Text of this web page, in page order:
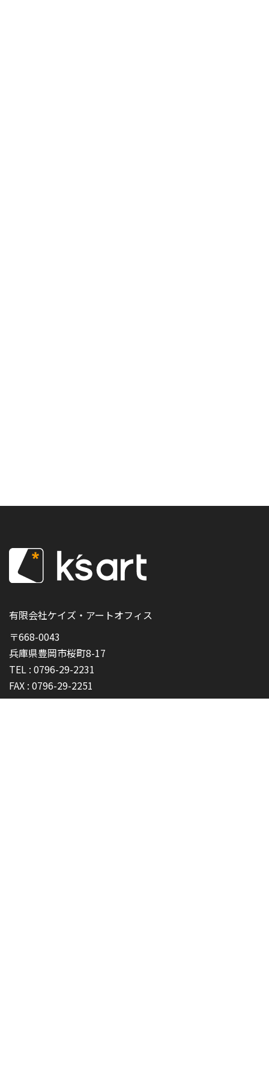
有限会社ケイズ・アートオフィス
〒668-0043
兵庫県豊岡市桜町8-17
TEL : 0796-29-2231
FAX : 0796-29-2251